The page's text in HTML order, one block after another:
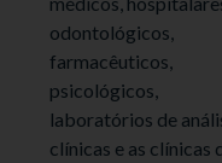
odontológicos,
farmacêuticos,
psicológicos,
laboratórios de
clínicas e as clínicas